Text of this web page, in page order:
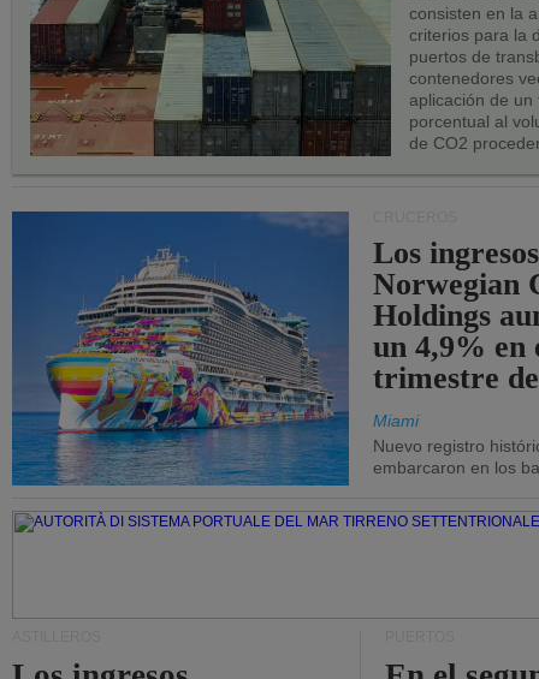
consisten en la
criterios para la
puertos de
contenedores
aplicación de
porcentual al
de CO2
Los
Norwegian
Holdings
un 4,9% en
trimestre
Miami
Nuevo registro
embarcaron en los